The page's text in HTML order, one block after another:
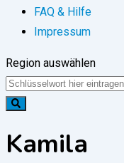
FAQ & Hilfe
Impressum
Region auswählen
Kamila